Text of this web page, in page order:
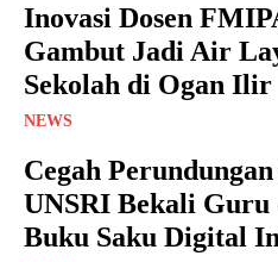
Inovasi Dosen
Gambut Jadi Air
Sekolah di Ogan Ilir
NEWS
Cegah
UNSRI Bekali Guru
Buku Saku Digital